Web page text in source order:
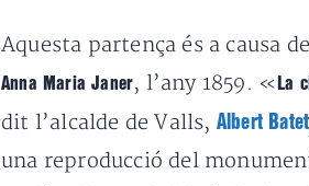
Aquesta partença és a causa
Anna Maria Janer, l’any 1859. «La
dit l’alcalde de Valls, Albert Batet
una reproducció del